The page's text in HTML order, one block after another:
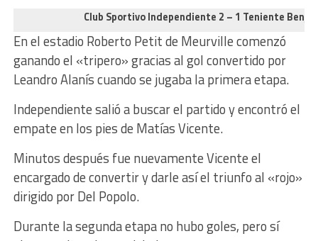
Club Sportivo Independiente 2 – 1 Teniente
En el estadio Roberto Petit de Meurville comenzó
ganando el «tripero» gracias al gol convertido por
Leandro Alanís cuando se jugaba la primera etapa.
Independiente salió a buscar el partido y encontró el
empate en los pies de Matías Vicente.
Minutos después fue nuevamente Vicente el
encargado de convertir y darle así el triunfo al «rojo»
dirigido por Del Popolo.
Durante la segunda etapa no hubo goles, pero sí